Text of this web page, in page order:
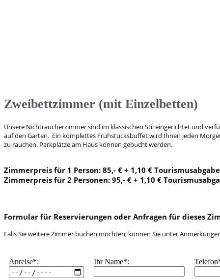
Zweibettzimmer (mit Einzelbetten)
Unsere Nichtraucherzimmer sind im klassischen Stil eingerichtet und
auf den Garten. Ein komplettes Frühstücksbuffet wird Ihnen jeden
zu rauchen. Parkplätze am Haus können gebucht werden.
Zimmerpreis für 1 Person: 85,- € + 1,10 €
Zimmerpreis für 2 Personen: 95,- € + 1,10 €
Formular für Reservierungen oder Anfragen für dieses
Falls Sie weitere Zimmer buchen möchten, können Sie unter